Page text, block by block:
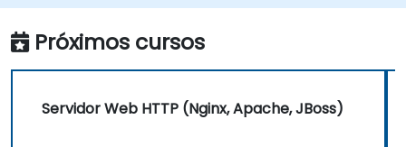
Utilizar herramientas y técnicas del
servidor web para monitorear y
solucionar problemas del mismo.
Aplicar las mejores prácticas y
recomendaciones del servidor web para
optimizar su rendimiento y seguridad.
Próximos cursos
Servidor Web HTTP (Nginx, Apache, JBoss)